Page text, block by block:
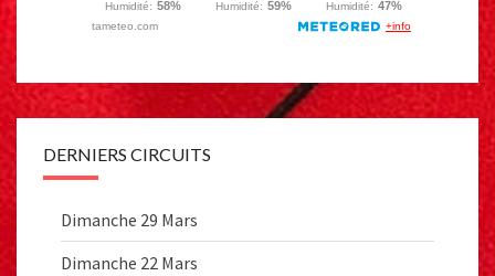
DERNIERS CIRCUITS
Dimanche 29 Mars
Dimanche 22 Mars